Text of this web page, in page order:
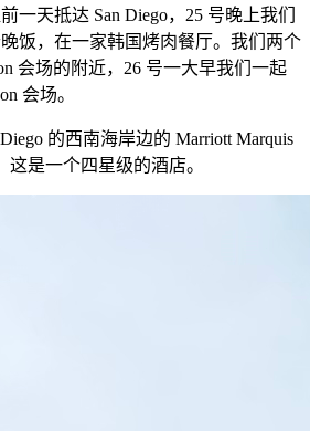
一天抵达 San Diego，25 号晚上我们
饭，在一家韩国烤肉餐厅。我们两个
会场的附近，26 号一大早我们一起
会场。
的西南海岸边的 Marriott Marquis
这是一个四星级的酒店。